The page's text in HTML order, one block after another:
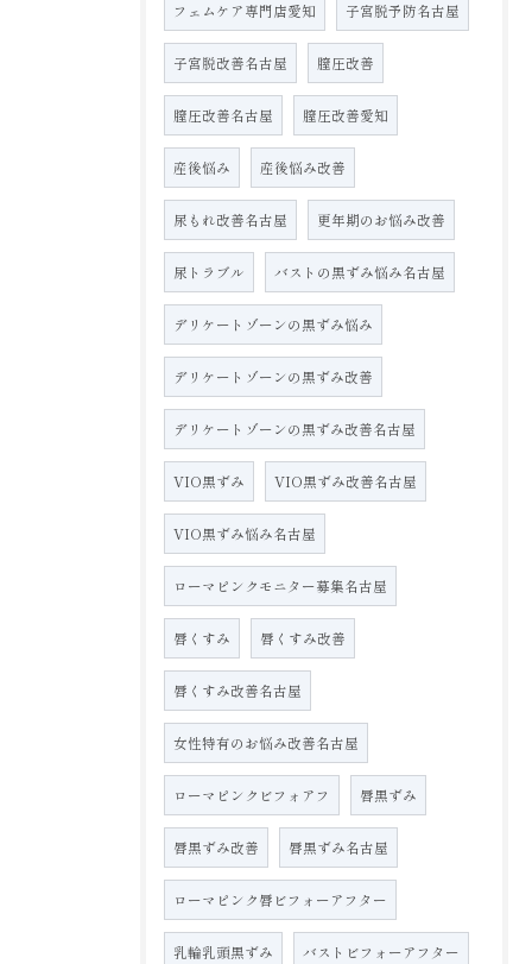
フェムケア専門店愛知 子宮脱予防名古屋
子宮脱改善名古屋 膣圧改善
膣圧改善名古屋 膣圧改善愛知
産後悩み 産後悩み改善
尿もれ改善名古屋 更年期のお悩み改善
尿トラブル バストの黒ずみ悩み名古屋
デリケートゾーンの黒ずみ悩み
デリケートゾーンの黒ずみ改善
デリケートゾーンの黒ずみ改善名古屋
VIO黒ずみ VIO黒ずみ改善名古屋
VIO黒ずみ悩み名古屋
ローマピンクモニター募集名古屋
唇くすみ 唇くすみ改善
唇くすみ改善名古屋
女性特有のお悩み改善名古屋
ローマピンクビフォアフ 唇黒ずみ
唇黒ずみ改善 唇黒ずみ名古屋
ローマピンク唇ビフォーアフター
乳輪乳頭黒ずみ バストビフォーアフター